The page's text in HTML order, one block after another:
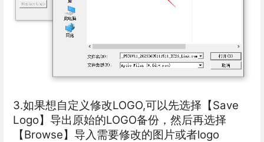
3.如果想自定义修改LOGO,可以先选择【Save
Logo】导出原始的LOGO备份，然后再选择
【Browse】导入需要修改的图片或者logo